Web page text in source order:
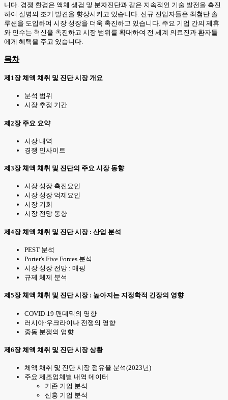
니다. 경쟁 환경은 액체 생검 및 분자진단과 같은 지속적인 기술 발전을 촉진
하여 질병의 조기 발견을 향상시키고 있습니다. 신규 진입자들은 최첨단 솔
루션을 도입하여 시장 성장을 더욱 촉진하고 있습니다. 주요 기업 간의 제휴
와 인수는 혁신을 촉진하고 시장 범위를 확대하여 전 세계 의료진과 환자들
에게 혜택을 주고 있습니다.
목차
제1장 체액 채취 및 진단 시장 개요
분석 범위
시장 추정 기간
제2장 주요 요약
시장 내역
경쟁 인사이트
제3장 체액 채취 및 진단의 주요 시장 동향
시장 성장 촉진요인
시장 성장 억제요인
시장 기회
시장 전망 동향
제4장 체액 채취 및 진단 시장 : 산업 분석
PEST 분석
Porter's Five Forces 분석
시장 성장 전망 : 매핑
규제 체제 분석
제5장 체액 채취 및 진단 시장 : 높아지는 지정학적 긴장의 영향
COVID-19 팬데믹의 영향
러시아·우크라이나 전쟁의 영향
중동 분쟁의 영향
제6장 체액 채취 및 진단 시장 상황
체액 채취 및 진단 시장 점유율 분석(2023년)
주요 제조업체별 내역 데이터
기존 기업 분석
신흥 기업 분석